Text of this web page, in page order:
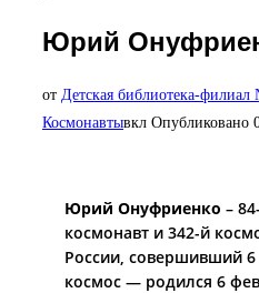
Юрий
от Детская библиотека-
Космонавтывкл Опубликовано
Юрий Онуфриенко –
космонавт и 342-й
России, совершивший
космос — родился 6